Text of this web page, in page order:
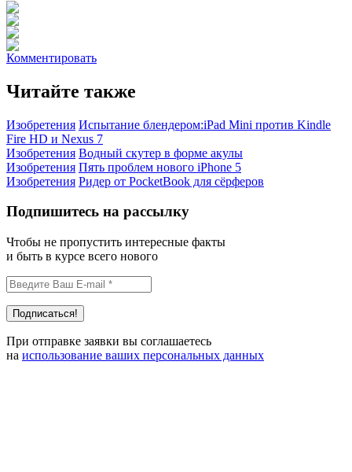
Комментировать
Читайте также
Изобретения Испытание блендером:iPad Mini против Kindle
Fire HD и Nexus 7
Изобретения Водный скутер в форме акулы
Изобретения Пять проблем нового iPhone 5
Изобретения Ридер от PocketBook для сёрферов
Подпишитесь на рассылку
Чтобы не пропустить интересные факты
и быть в курсе всего нового
При отправке заявки вы соглашаетесь
на использование ваших персональных данных